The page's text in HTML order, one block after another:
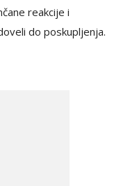
reakcije i
do poskupljenja.